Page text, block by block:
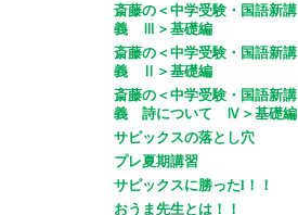
斎藤の＜中学受験・国語新講
義 Ⅲ＞基礎編
斎藤の＜中学受験・国語新講
義 Ⅱ＞基礎編
斎藤の＜中学受験・国語新講
義 詩について Ⅳ＞基礎編
サピックスの落とし穴
プレ夏期講習
サピックスに勝ったl！！
おうま先生とは！！